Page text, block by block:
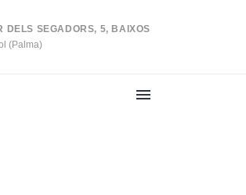
DELS SEGADORS, 5, BAIXOS
(Palma)